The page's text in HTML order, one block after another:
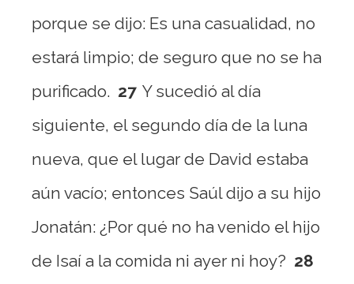
porque se dijo: Es una casualidad, no
estará limpio; de seguro que no se ha
purificado. 27 Y sucedió al día
siguiente, el segundo día de la luna
nueva, que el lugar de David estaba
aún vacío; entonces Saúl dijo a su hijo
Jonatán: ¿Por qué no ha venido el hijo
de Isaí a la comida ni ayer ni hoy? 28